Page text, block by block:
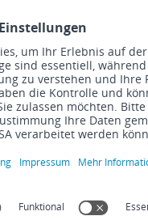
dies mit 4,2 in der
und einer
Scopevisio zählt
besten
ERP
integriert und